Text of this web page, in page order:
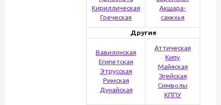
Кириллическая
Греческая
Акшара-
санкхья
Другие
Вавилонская
Египетская
Этрусская
Римская
Дунайская
Аттическая
Кипу
Майяская
Эгейская
Символы
КППУ